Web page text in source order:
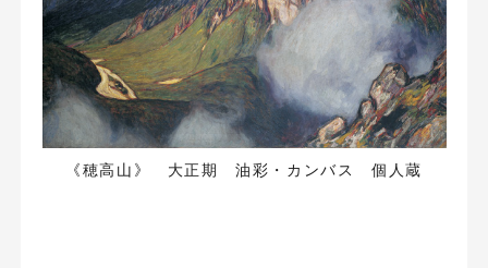
《穂高山》 大正期 油彩・カンバス 個人蔵